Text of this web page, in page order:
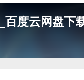
百度云网盘下